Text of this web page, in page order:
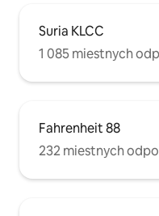
Suria KLCC
1 085 miestnych
Fahrenheit 88
232 miestnych